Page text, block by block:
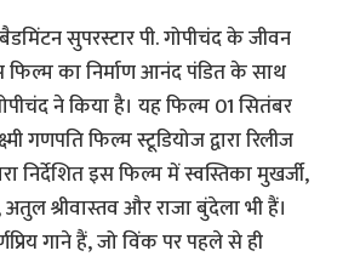
सुपरस्टार पी. गोपीचंद के जीवन
फिल्म का निर्माण आनंद पंडित के साथ
ने किया है। यह फिल्म 01 सितंबर
गणपति फिल्म स्टूडियोज द्वारा रिलीज
निर्देशित इस फिल्म में स्वस्तिका मुखर्जी,
अतुल श्रीवास्तव और राजा बुंदेला भी हैं।
गाने हैं, जो विंक पर पहले से ही